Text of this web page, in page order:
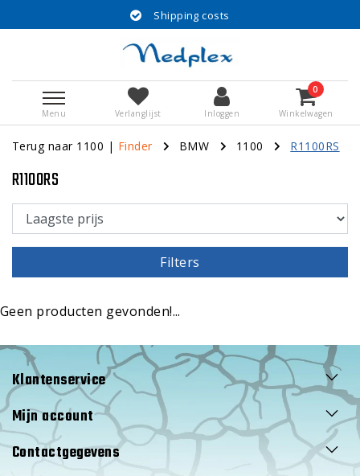
Shipping costs
Menu Verlanglijst Inloggen
0
Winkelwagen
Terug naar 1100 | Finder BMW 1100 R1100RS
R1100RS
Filters
Geen producten gevonden!...
Klantenservice
Mijn account
Contactgegevens